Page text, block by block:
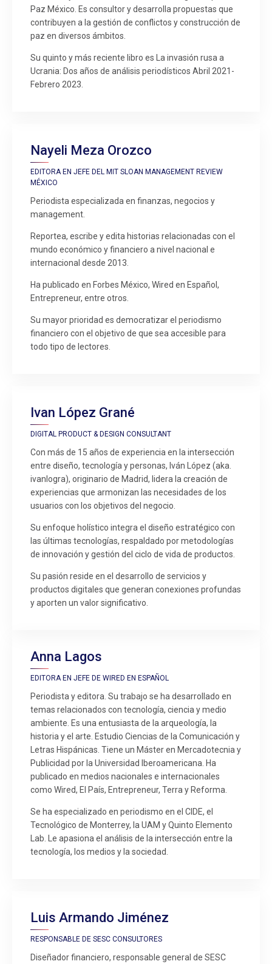
Paz México. Es consultor y desarrolla propuestas que
contribuyen a la gestión de conflictos y construcción de
paz en diversos ámbitos.
Su quinto y más reciente libro es La invasión rusa a
Ucrania: Dos años de análisis periodísticos Abril 2021-
Febrero 2023.
Nayeli Meza Orozco
EDITORA EN JEFE DEL MIT SLOAN MANAGEMENT REVIEW
MÉXICO
Periodista especializada en finanzas, negocios y
management.
Reportea, escribe y edita historias relacionadas con el
mundo económico y financiero a nivel nacional e
internacional desde 2013.
Ha publicado en Forbes México, Wired en Español,
Entrepreneur, entre otros.
Su mayor prioridad es democratizar el periodismo
financiero con el objetivo de que sea accesible para
todo tipo de lectores.
Ivan López Grané
DIGITAL PRODUCT & DESIGN CONSULTANT
Con más de 15 años de experiencia en la intersección
entre diseño, tecnología y personas, Iván López (aka.
ivanlogra), originario de Madrid, lidera la creación de
experiencias que armonizan las necesidades de los
usuarios con los objetivos del negocio.
Su enfoque holístico integra el diseño estratégico con
las últimas tecnologías, respaldado por metodologías
de innovación y gestión del ciclo de vida de productos.
Su pasión reside en el desarrollo de servicios y
productos digitales que generan conexiones profundas
y aporten un valor significativo.
Anna Lagos
EDITORA EN JEFE DE WIRED EN ESPAÑOL
Periodista y editora. Su trabajo se ha desarrollado en
temas relacionados con tecnología, ciencia y medio
ambiente. Es una entusiasta de la arqueología, la
historia y el arte. Estudio Ciencias de la Comunicación y
Letras Hispánicas. Tiene un Máster en Mercadotecnia y
Publicidad por la Universidad Iberoamericana. Ha
publicado en medios nacionales e internacionales
como Wired, El País, Entrepreneur, Terra y Reforma.
Se ha especializado en periodismo en el CIDE, el
Tecnológico de Monterrey, la UAM y Quinto Elemento
Lab. Le apasiona el análisis de la intersección entre la
tecnología, los medios y la sociedad.
Luis Armando Jiménez
RESPONSABLE DE SESC CONSULTORES
Diseñador financiero, responsable general de SESC